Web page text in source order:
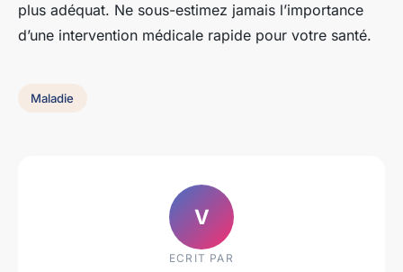
plus adéquat. Ne sous-estimez jamais l’importance
d’une intervention médicale rapide pour votre santé.
Maladie
V
ECRIT PAR